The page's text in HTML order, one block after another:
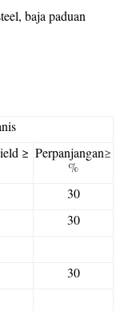
baja paduan
≥ Perpanjangan≥
%
30
30
30